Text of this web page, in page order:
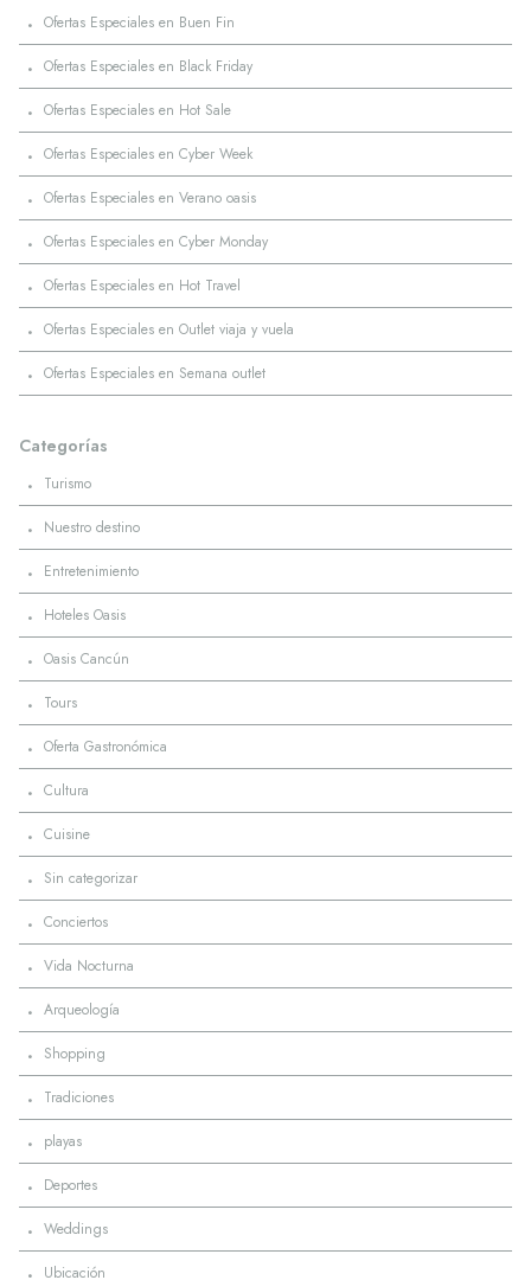
· Ofertas Especiales en Buen Fin
· Ofertas Especiales en Black Friday
· Ofertas Especiales en Hot Sale
· Ofertas Especiales en Cyber Week
· Ofertas Especiales en Verano oasis
· Ofertas Especiales en Cyber Monday
· Ofertas Especiales en Hot Travel
· Ofertas Especiales en Outlet viaja y vuela
· Ofertas Especiales en Semana outlet
Categorías
· Turismo
· Nuestro destino
· Entretenimiento
· Hoteles Oasis
· Oasis Cancún
· Tours
· Oferta Gastronómica
· Cultura
· Cuisine
· Sin categorizar
· Conciertos
· Vida Nocturna
· Arqueología
· Shopping
· Tradiciones
· playas
· Deportes
· Weddings
Ubicación